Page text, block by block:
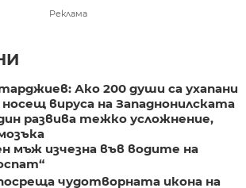
Реклама
Ако 200 души са ухапани
вируса на Западнонилската
развива тежко усложнение,
мъж изчезна във водите на
чудотворната икона на